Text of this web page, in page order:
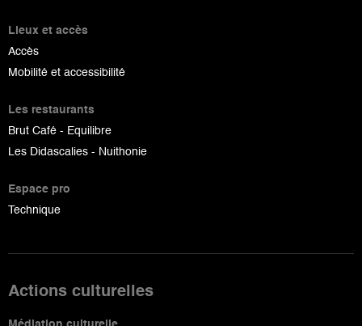
Lieux et accès
Accès
Mobilité et accessibilité
Les restaurants
Brut Café - Equilibre
Les Didascalies - Nuithonie
Espace pro
Technique
Actions culturelles